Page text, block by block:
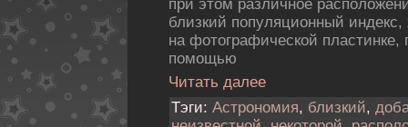
при этом различное
близкий популяционный индекс,
на фотогpафической пластинке,
помощью
Читать далее
Тэги: Астрономия, близкий,